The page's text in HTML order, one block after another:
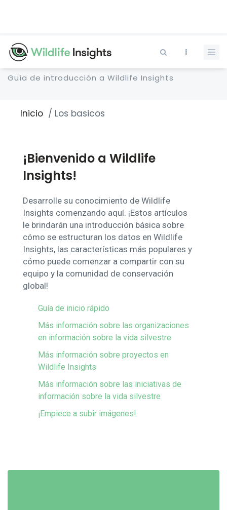
principal
Guía de introducción a Wildlife Insights
Sobrescribir
ayuda
navegación
Inicio Los basicos
¡Bienvenido a Wildlife
Insights!
Desarrolle su conocimiento de Wildlife
Insights comenzando aquí. ¡Estos artículos
le brindarán una introducción básica sobre
cómo se estructuran los datos en Wildlife
Insights, las características más populares y
cómo puede comenzar a compartir con su
equipo y la comunidad de conservación
global!
Guía de inicio rápido
Más información sobre las organizaciones
en información sobre la vida silvestre
Más información sobre proyectos en
Wildlife Insights
Más información sobre las iniciativas de
información sobre la vida silvestre
¡Empiece a subir imágenes!